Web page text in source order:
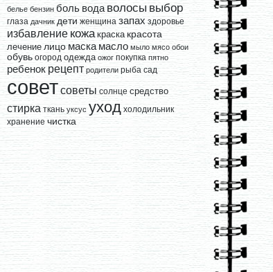
белье бензин боль вода волосы выбор
глаза дачник дети женщина запах здоровье
избавление кожа краска красота
лечение лицо маска масло мыло мясо обои
обувь огород одежда ожог покупка пятно
ребенок рецепт родители рыба сад
советсоветы солнце средство
стирка ткань уксус уход холодильник
хранение чистка